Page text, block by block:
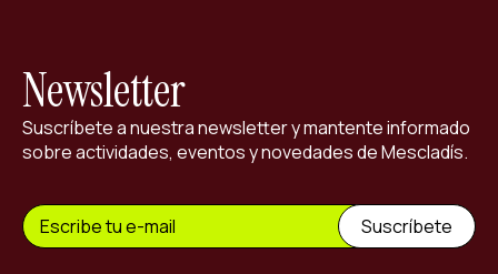
Newsletter
Suscríbete a nuestra newsletter y mantente informado
sobre actividades, eventos y novedades de Mescladís.